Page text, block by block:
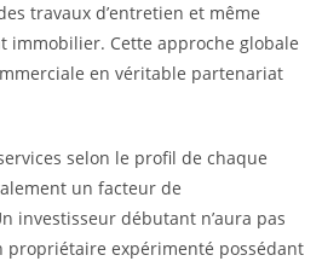
travaux d’entretien et même
immobilier. Cette approche globale
en véritable partenariat
selon le profil de chaque
un facteur de
investisseur débutant n’aura pas
propriétaire expérimenté possédant